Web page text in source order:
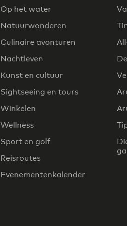
Op het water
Natuurwonderen
Culinaire avonturen
Nachtleven
Kunst en cultuur
Sightseeing en tours
Winkelen
Wellness
Sport en golf
Reisroutes
Evenementenkalender